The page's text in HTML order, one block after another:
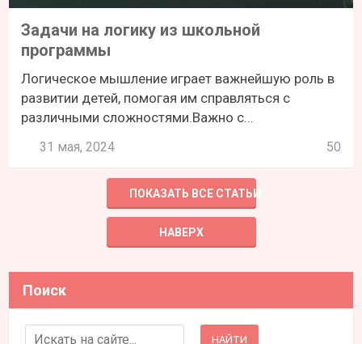
Задачи на логику из школьной
программы
Логическое мышление играет важнейшую роль в
развитии детей, помогая им справляться с
различными сложностями.Важно с...
31 мая, 2024 50
ПОКАЗАТЬ ВСЕ СТАТЬИ
НАВЕРХ
Поиск
Search for: